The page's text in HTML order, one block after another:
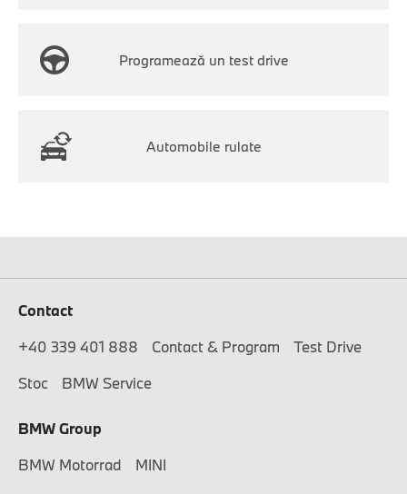
Programează un test drive
Automobile rulate
Contact
+40 339 401 888
Contact & Program
Test Drive
Stoc
BMW Service
BMW Group
BMW Motorrad
MINI